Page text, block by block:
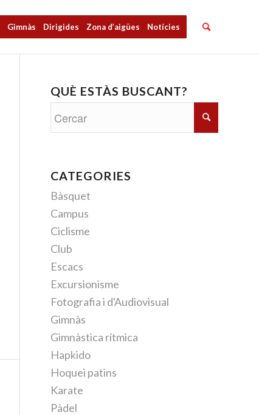
Gimnàs Dirigides Zona d’aigües Notícies
QUÈ ESTÀS BUSCANT?
CATEGORIES
Bàsquet
Campus
Ciclisme
Club
Escacs
Excursionisme
Fotografia i d'Audiovisual
Gimnàs
Gimnàstica rítmica
Hapkido
Hoquei patins
Karate
Pàdel